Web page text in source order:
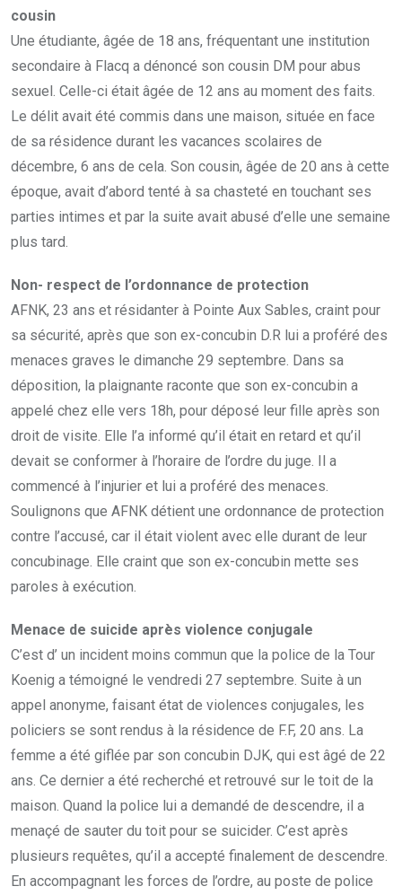
cousin
Une étudiante, âgée de 18 ans, fréquentant une institution
secondaire à Flacq a dénoncé son cousin DM pour abus
sexuel. Celle-ci était âgée de 12 ans au moment des faits.
Le délit avait été commis dans une maison, située en face
de sa résidence durant les vacances scolaires de
décembre, 6 ans de cela. Son cousin, âgée de 20 ans à cette
époque, avait d’abord tenté à sa chasteté en touchant ses
parties intimes et par la suite avait abusé d’elle une semaine
plus tard.
Non- respect de l’ordonnance de protection
AFNK, 23 ans et résidanter à Pointe Aux Sables, craint pour
sa sécurité, après que son ex-concubin D.R lui a proféré des
menaces graves le dimanche 29 septembre. Dans sa
déposition, la plaignante raconte que son ex-concubin a
appelé chez elle vers 18h, pour déposé leur fille après son
droit de visite. Elle l’a informé qu’il était en retard et qu’il
devait se conformer à l’horaire de l’ordre du juge. Il a
commencé à l’injurier et lui a proféré des menaces.
Soulignons que AFNK détient une ordonnance de protection
contre l’accusé, car il était violent avec elle durant de leur
concubinage. Elle craint que son ex-concubin mette ses
paroles à exécution.
Menace de suicide après violence conjugale
C’est d’ un incident moins commun que la police de la Tour
Koenig a témoigné le vendredi 27 septembre. Suite à un
appel anonyme, faisant état de violences conjugales, les
policiers se sont rendus à la résidence de F.F, 20 ans. La
femme a été giflée par son concubin DJK, qui est âgé de 22
ans. Ce dernier a été recherché et retrouvé sur le toit de la
maison. Quand la police lui a demandé de descendre, il a
menaçé de sauter du toit pour se suicider. C’est après
plusieurs requêtes, qu’il a accepté finalement de descendre.
En accompagnant les forces de l’ordre, au poste de police